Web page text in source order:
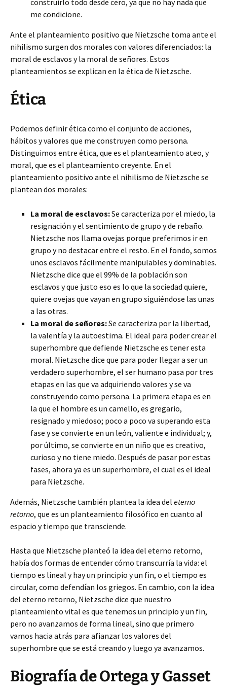
construirlo todo desde cero, ya que no hay nada que
me condicione.
Ante el planteamiento positivo que Nietzsche toma ante el
nihilismo surgen dos morales con valores diferenciados: la
moral de esclavos y la moral de señores. Estos
planteamientos se explican en la ética de Nietzsche.
Ética
Podemos definir ética como el conjunto de acciones,
hábitos y valores que me construyen como persona.
Distinguimos entre ética, que es el planteamiento ateo, y
moral, que es el planteamiento creyente. En el
planteamiento positivo ante el nihilismo de Nietzsche se
plantean dos morales:
La moral de esclavos:Se caracteriza por el miedo, la
resignación y el sentimiento de grupo y de rebaño.
Nietzsche nos llama ovejas porque preferimos ir en
grupo y no destacar entre el resto. En el fondo, somos
unos esclavos fácilmente manipulables y dominables.
Nietzsche dice que el 99% de la población son
esclavos y que justo eso es lo que la sociedad quiere,
quiere ovejas que vayan en grupo siguiéndose las unas
a las otras.
La moral de señores:Se caracteriza por la libertad,
la valentía y la autoestima. El ideal para poder crear el
superhombre que defiende Nietzsche es tener esta
moral. Nietzsche dice que para poder llegar a ser un
verdadero superhombre, el ser humano pasa por tres
etapas en las que va adquiriendo valores y se va
construyendo como persona. La primera etapa es en
la que el hombre es un camello, es gregario,
resignado y miedoso; poco a poco va superando esta
fase y se convierte en un león, valiente e individual; y,
por último, se convierte en un niño que es creativo,
curioso y no tiene miedo. Después de pasar por estas
fases, ahora ya es un superhombre, el cual es el ideal
para Nietzsche.
Además, Nietzsche también plantea la idea del eterno
retorno, que es un planteamiento filosófico en cuanto al
espacio y tiempo que transciende.
Hasta que Nietzsche planteó la idea del eterno retorno,
había dos formas de entender cómo transcurría la vida: el
tiempo es lineal y hay un principio y un fin, o el tiempo es
circular, como defendían los griegos. En cambio, con la idea
del eterno retorno, Nietzsche dice que nuestro
planteamiento vital es que tenemos un principio y un fin,
pero no avanzamos de forma lineal, sino que primero
vamos hacia atrás para afianzar los valores del
superhombre que se está creando y luego ya avanzamos.
Biografía de Ortega y Gasset